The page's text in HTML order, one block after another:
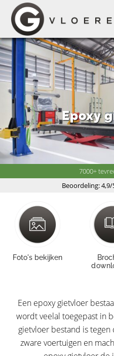
Epoxy
Foto's bekijken
7000+
Beoordeling:
Een epoxy gietvloer
wordt veelal toegepast in
gietvloer bestand is
zware voertuigen en